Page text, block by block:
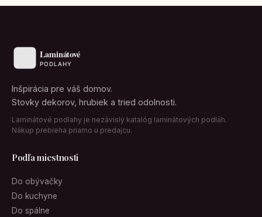
Inšpirácia pre váš domov.
Stovky dekorov, hrubiek a tried odolnosti.
Laminátové podlahy je nezávislý katalóg laminátových podláh.
Nákup prebieha priamo u predajcu.
Podľa miestnosti
Do obývačky
Do kuchyne
Do spálne